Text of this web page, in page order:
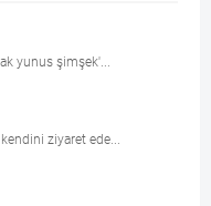
yunus şimşek'...
ziyaret ede...